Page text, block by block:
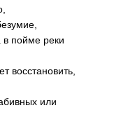
в пойме реки
восстановить,
или